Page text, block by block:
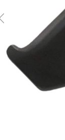
Previous